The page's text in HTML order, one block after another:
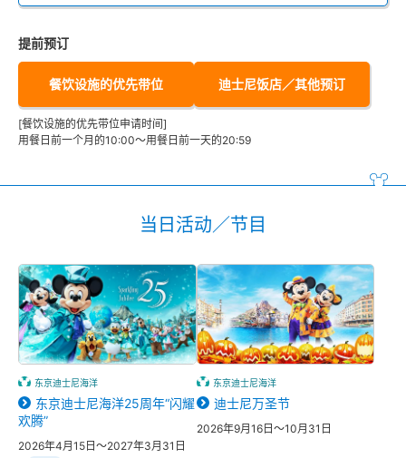
提前预订
餐饮设施的优先带位 迪士尼饭店／其他预订
[餐饮设施的优先带位申请时间]
用餐日前一个月的10:00～用餐日前一天的20:59
当日活动／节目
东京迪士尼海洋
东京迪士尼海洋25周年“闪耀
欢腾”
2026年4月15日～2027年3月31日
东京迪士尼海洋
迪士尼万圣节
2026年9月16日～10月31日